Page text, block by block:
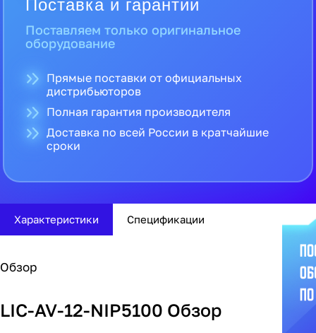
Поставка и гарантии
Поставляем только оригинальное
оборудование
Прямые поставки от официальных
дистрибьюторов
Полная гарантия производителя
Доставка по всей России в кратчайшие
сроки
Характеристики Спецификации
Обзор
LIC-AV-12-NIP5100 Обзор